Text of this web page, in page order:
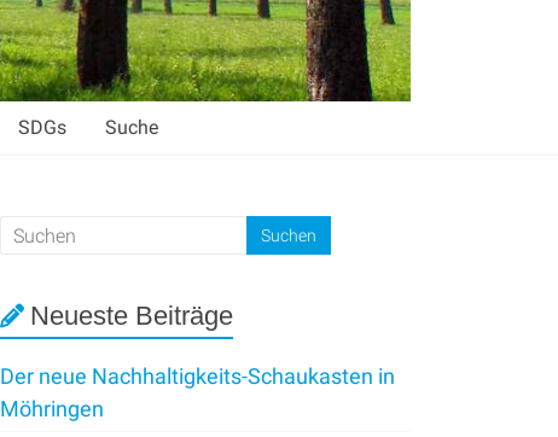
SDGs Suche
Neueste Beiträge
Der neue Nachhaltigkeits-Schaukasten in
Möhringen